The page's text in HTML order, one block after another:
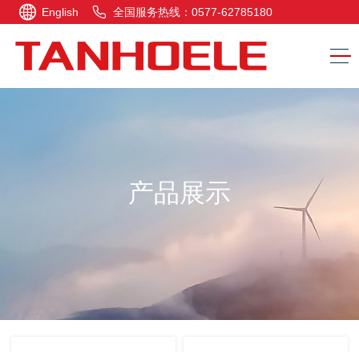
English 全国服务热线：0577-62785180
产品展示